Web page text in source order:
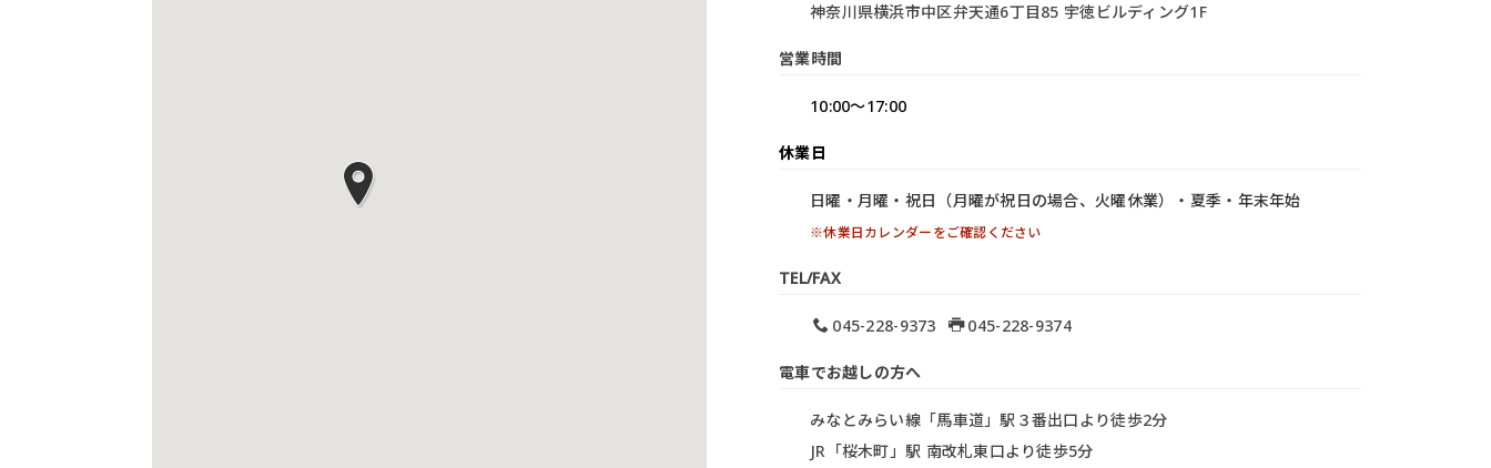
神奈川県横浜市中区弁天通6丁目85 宇徳ビルディング1F
営業時間
10:00〜17:00
休業日
日曜・月曜・祝日（月曜が祝日の場合、火曜休業）・夏季・年末年始
※休業日カレンダーをご確認ください
TEL/FAX
045-228-9373 045-228-9374
電車でお越しの方へ
みなとみらい線「馬車道」駅３番出口より徒歩2分
JR「桜木町」駅 南改札東口より徒歩5分